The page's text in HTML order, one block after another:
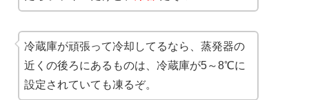
冷蔵庫が頑張って冷却してるなら、蒸発器の
近くの後ろにあるものは、冷蔵庫が5～8℃に
設定されていても凍るぞ。